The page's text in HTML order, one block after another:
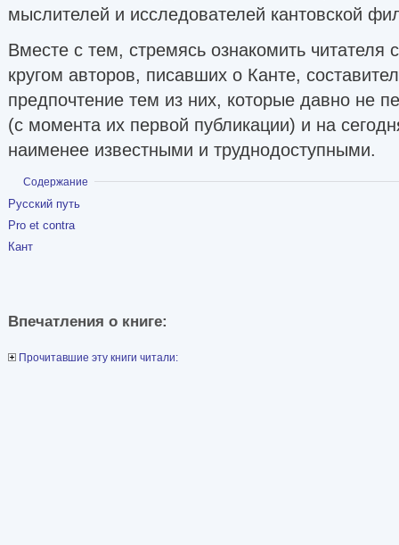
мыслителей и исследователей кантовской
Вместе с тем, стремясь ознакомить
кругом авторов, писавших о Канте,
предпочтение тем из них, которые давно не
(с момента их первой публикации) и на
наименее известными и труднодоступными.
Показать
Содержание
Русский путь
Pro et contra
Кант
Впечатления о книге:
Прочитавшие эту книги читали: